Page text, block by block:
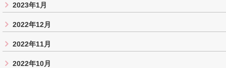
2023年1月
2022年12月
2022年11月
2022年10月